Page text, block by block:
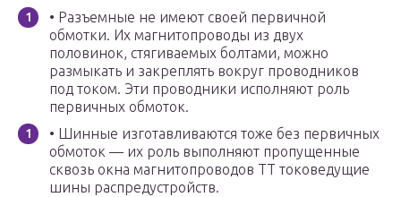
• Разъемные не имеют своей первичной
обмотки. Их магнитопроводы из двух
половинок, стягиваемых болтами, можно
размыкать и закреплять вокруг проводников
под током. Эти проводники исполняют роль
первичных обмоток.
• Шинные изготавливаются тоже без первичных
обмоток — их роль выполняют пропущенные
сквозь окна магнитопроводов ТТ токоведущие
шины распредустройств.